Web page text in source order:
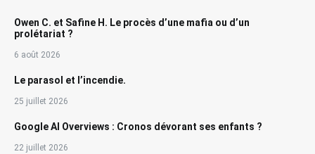
Owen C. et Safine H. Le procès d’une mafia ou d’un
prolétariat ?
6 août 2026
Le parasol et l’incendie.
25 juillet 2026
Google AI Overviews : Cronos dévorant ses enfants ?
22 juillet 2026